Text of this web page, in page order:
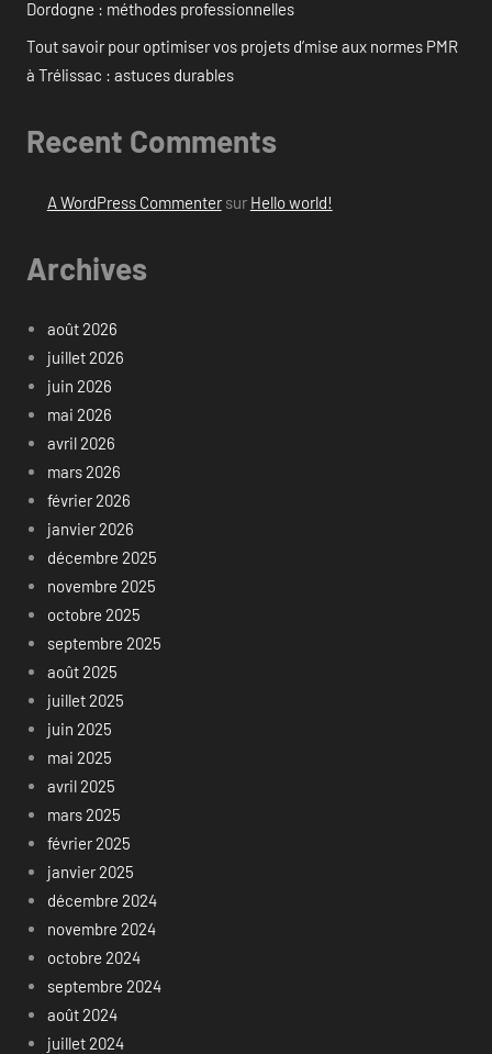
Dordogne : méthodes professionnelles
Tout savoir pour optimiser vos projets d’mise aux normes PMR
à Trélissac : astuces durables
Recent Comments
A WordPress Commentersur Hello world!
Archives
août 2026
juillet 2026
juin 2026
mai 2026
avril 2026
mars 2026
février 2026
janvier 2026
décembre 2025
novembre 2025
octobre 2025
septembre 2025
août 2025
juillet 2025
juin 2025
mai 2025
avril 2025
mars 2025
février 2025
janvier 2025
décembre 2024
novembre 2024
octobre 2024
septembre 2024
août 2024
juillet 2024